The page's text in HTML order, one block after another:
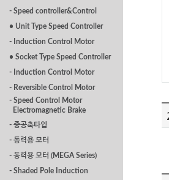
- Speed controller&Control
• Unit Type Speed Controller
- Induction Control Motor
• Socket Type Speed Controller
- Induction Control Motor
- Reversible Control Motor
- Speed Control Motor
Electromagnetic Brake
- 중공축타입
- 동력용 모터
- 동력용 모터 (MEGA Series)
- Shaded Pole Induction